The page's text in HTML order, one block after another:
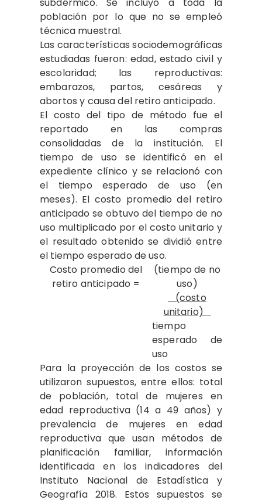
población por lo que no se empleó
técnica muestral.
Las características sociodemográficas
estudiadas fueron: edad, estado civil y
escolaridad; las reproductivas:
embarazos, partos, cesáreas y
abortos y causa del retiro anticipado.
El costo del tipo de método fue el
reportado en las compras
consolidadas de la institución. El
tiempo de uso se identificó en el
expediente clínico y se relacionó con
el tiempo esperado de uso (en
meses). El costo promedio del retiro
anticipado se obtuvo del tiempo de no
uso multiplicado por el costo unitario y
el resultado obtenido se dividió entre
el tiempo esperado de uso.
Costo promedio del
retiro anticipado =
(tiempo de no
uso)
(costo
unitario)
tiempo
esperado de
uso
Para la proyección de los costos se
utilizaron supuestos, entre ellos: total
de población, total de mujeres en
edad reproductiva (14 a 49 años) y
prevalencia de mujeres en edad
reproductiva que usan métodos de
planificación familiar, información
identificada en los indicadores del
Instituto Nacional de Estadística y
Geografía 2018. Estos supuestos se